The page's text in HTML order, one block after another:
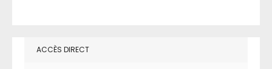
ACCÈS DIRECT